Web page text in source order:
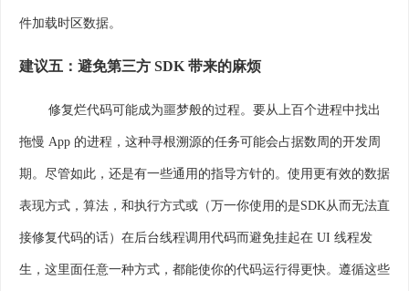
件加载时区数据。
建议五：避免第三方 SDK 带来的麻烦
修复烂代码可能成为噩梦般的过程。要从上百个进程中找出
拖慢 App 的进程，这种寻根溯源的任务可能会占据数周的开发周
期。尽管如此，还是有一些通用的指导方针的。使用更有效的数据
表现方式，算法，和执行方式或（万一你使用的是SDK从而无法直
接修复代码的话）在后台线程调用代码而避免挂起在 UI 线程发
生，这里面任意一种方式，都能使你的代码运行得更快。遵循这些